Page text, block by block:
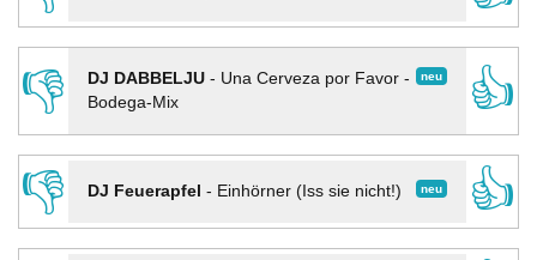
👎
neu
DJ DABBELJU- Una Cerveza por Favor -
Bodega-Mix
👍
👎
neu
DJ Feuerapfel - Einhörner (Iss sie nicht!)
👍